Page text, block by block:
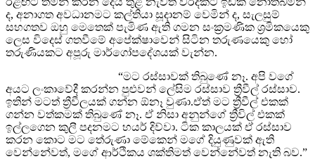
ද, අනාගත අවධානමට කල්තියා සූදානම් වෙමින් ද, සැලසුම්
සහගතව ඔහු මෙතෙක් පැමිණ ඇති ගමන සංක්‍රමණික ශ්‍රමිකයෙකු
ලෙස විදෙස් ගතවීමේ අපේක්ෂාවෙන් සිටින තරුණයෙකු හෝ
තරුණියකට අපූරු මාර්ගෝපදේශයක් වැන්න.
“මට රස්සාවක් තිබුණේ නෑ. අපි වගේ
අයට ලංකාවේදී කරන්න පුළුවන් ලේසිම රස්සාව ත්‍රීවීල් රස්සාව.
ඉතින් මටත් ත්‍රීවීලයක් ගන්න ඕනෑ වුණා.ඒත් මට ත්‍රීවීල් එකක්
ගන්න වත්කමක් තිබුණේ නෑ. ඒ නිසා අනුන්ගේ ත්‍රීවිල් එකක්
ඉල්ලගෙන කුලී පදනමට හයර් දිව්වා. ටික කාලයක් ඒ රස්සාව
කරන කොට මට තේරුණා මේකෙන් මගේ දියුණුවක් ඇති
වෙන්නේවත්, මගේ ආර්ථිකය ශක්තිමත් වෙන්නේවත් නැති බව.”